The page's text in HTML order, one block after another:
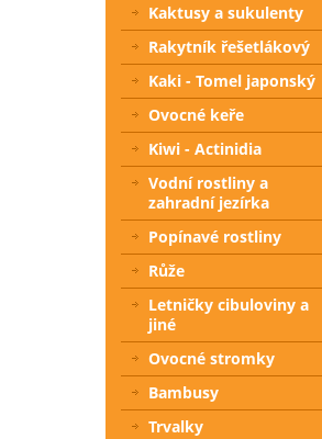
Kaktusy a sukulenty
Rakytník řešetlákový
Kaki - Tomel japonský
Ovocné keře
Kiwi - Actinidia
Vodní rostliny a
zahradní jezírka
Popínavé rostliny
Růže
Letničky cibuloviny a
jiné
Ovocné stromky
Bambusy
Trvalky